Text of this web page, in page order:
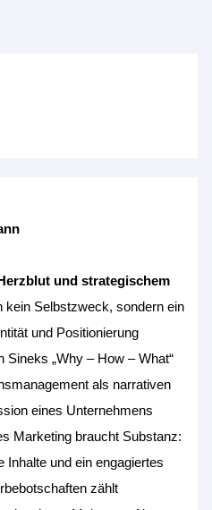
und strategischem
kein Selbstzweck, sondern ein
und Positionierung
Sineks „Why – How – What“
als narrativen
eines Unternehmens
Marketing braucht Substanz:
Inhalte und ein engagiertes
zählt